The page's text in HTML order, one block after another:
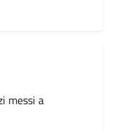
messi a